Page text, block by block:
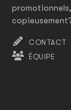
CONTACT
ÉQUIPE